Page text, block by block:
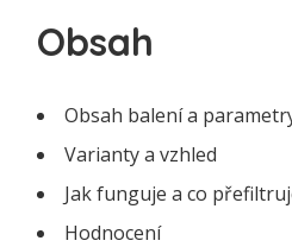
Obsah
Obsah balení a
Varianty a vzhled
Jak funguje a co
Hodnocení